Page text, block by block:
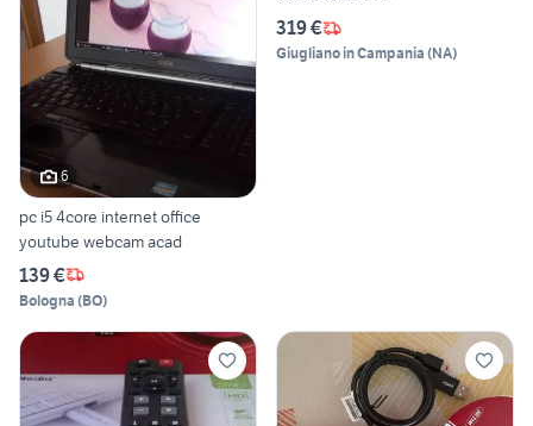
6
pc i5 4core internet office
youtube webcam acad
139 €
Bologna (BO)
319 €
Giugliano in Campania (NA)